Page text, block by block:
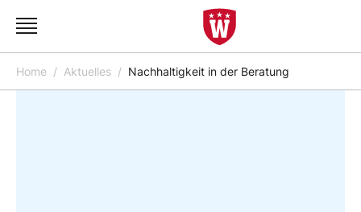
Home Aktuelles Nachhaltigkeit in der Beratung